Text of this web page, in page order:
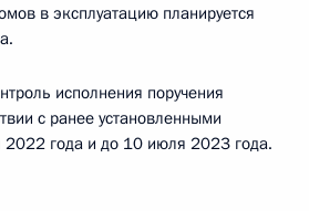
в эксплуатацию планируется
исполнения поручения
с ранее установленными
2022 года и до 10 июля 2023 года.